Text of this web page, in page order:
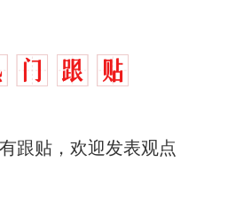
跟贴，欢迎发表观点